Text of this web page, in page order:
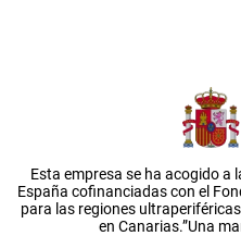
Esta empresa se ha acogido a
España cofinanciadas con el
para las regiones
en Canarias.”Una